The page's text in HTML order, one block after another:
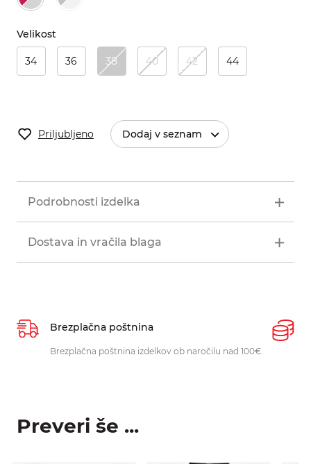
Velikost
34 36 38 40 42 44
Priljubljeno Dodaj v seznam
Podrobnosti izdelka
Dostava in vračila blaga
Brezplačna poštnina
Brezplačna poštnina izdelkov ob naročilu nad 100€.
Preveri še ...